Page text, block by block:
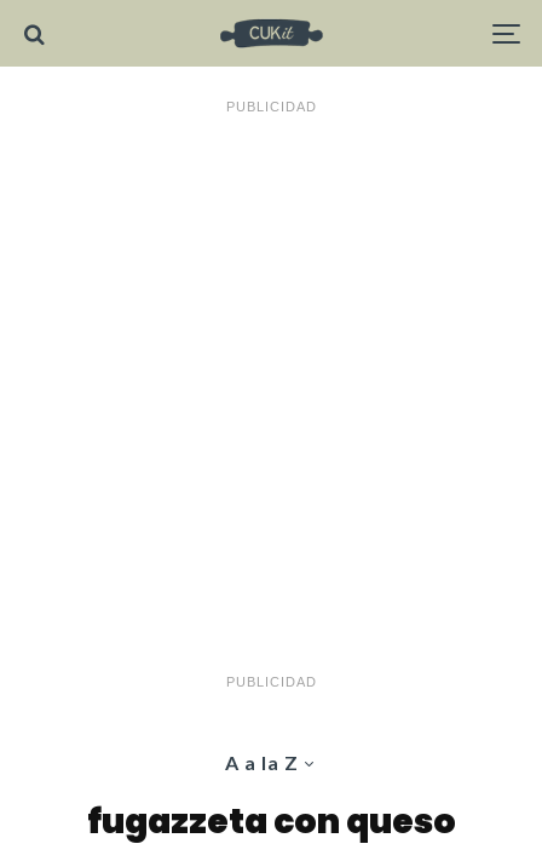
PUBLICIDAD
PUBLICIDAD
A a la Z
fugazzeta con queso